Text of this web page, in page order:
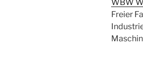
WBW
Freier